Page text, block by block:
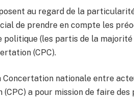
au regard de la
de prendre en compte les
politique (les partis de la
(CPC).
Concertation nationale entre
a pour mission de faire des